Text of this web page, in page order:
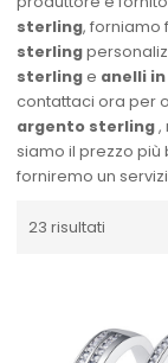
sterling, forniamo
sterling
sterlinge anelli
contattaci ora per
argento sterling,
siamo il prezzo più
forniremo un
23 risultati